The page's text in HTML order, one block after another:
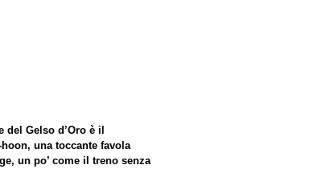
Gelso d’Oro è il
una toccante favola
un po’ come il treno senza